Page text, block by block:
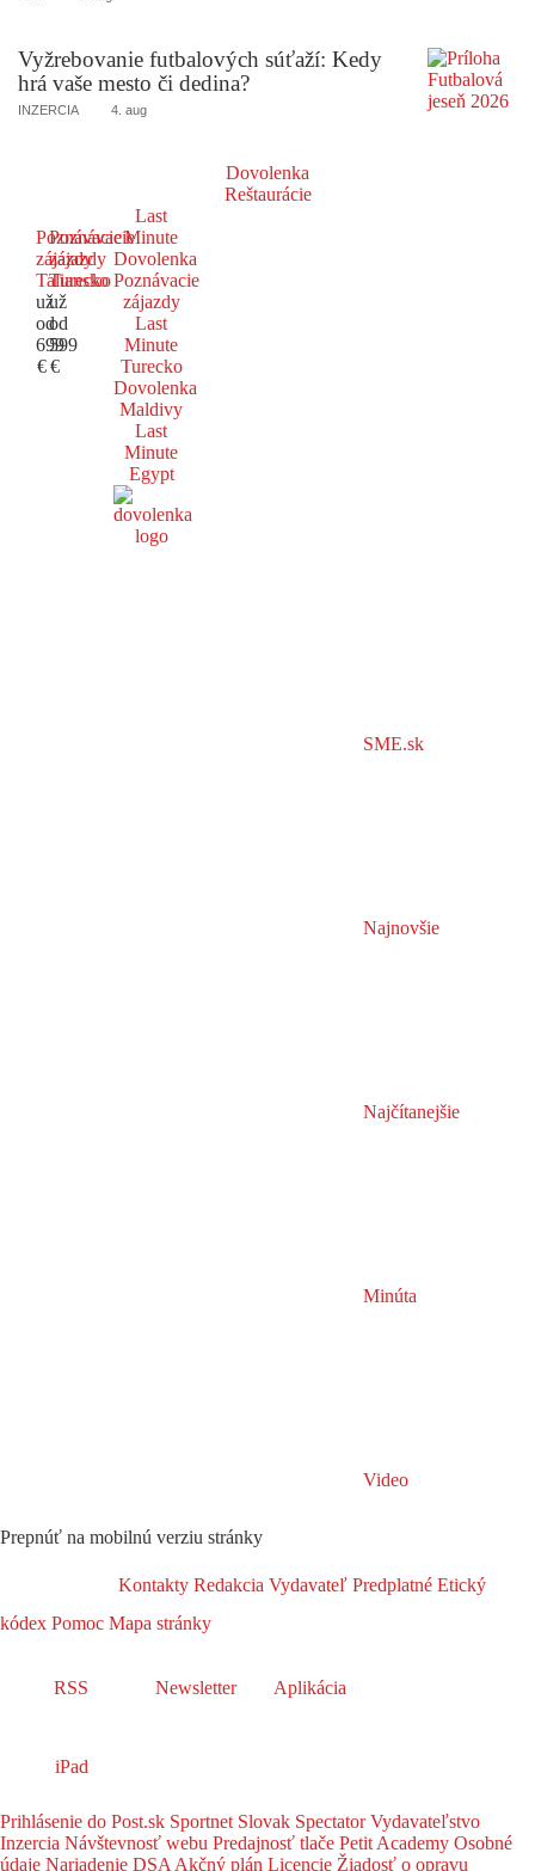
Vyžrebovanie futbalových súťaží: Kedy
hrá vaše mesto či dedina?
INZERCIA 4. aug
Dovolenka
Reštaurácie
Poznávacie
zájazdy
Taliansko
už
od
699
€
Poznávacie
zájazdy
Turecko
už
od
599
€
Last
Minute
Dovolenka
Poznávacie
zájazdy
Last
Minute
Turecko
Dovolenka
Maldivy
Last
Minute
Egypt
SME.sk
Najnovšie
Najčítanejšie
Minúta
Video
Prepnúť na mobilnú verziu stránky
Kontakty Redakcia Vydavateľ Predplatné Etický
kódex Pomoc Mapa stránky
RSS Newsletter Aplikácia
iPad
Prihlásenie do Post.sk Sportnet Slovak SpectatorVydavateľstvo
Inzercia Návštevnosť webu Predajnosť tlače Petit Academy Osobné
údaje Nariadenie DSA Akčný plán Licencie Žiadosť o opravu